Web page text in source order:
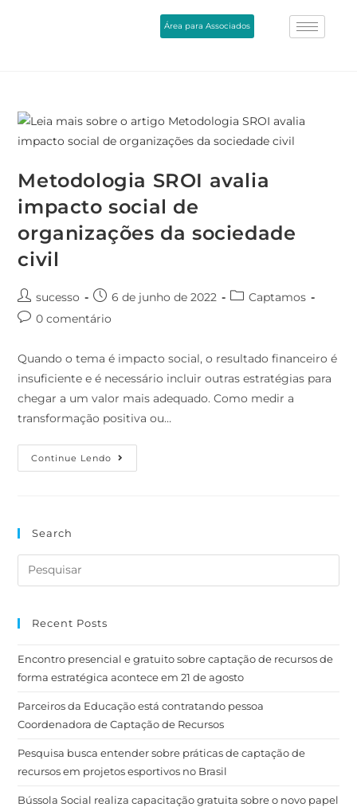
Área para Associados
Metodologia SROI avalia
impacto social de
organizações da sociedade
civil
sucesso 6 de junho de 2022
Captamos
0 comentário
Quando o tema é impacto social, o resultado financeiro é
insuficiente e é necessário incluir outras estratégias para
chegar a um valor mais adequado. Como medir a
transformação positiva ou…
Continue Lendo
Search
Recent Posts
Encontro presencial e gratuito sobre captação de recursos de
forma estratégica acontece em 21 de agosto
Parceiros da Educação está contratando pessoa
Coordenadora de Captação de Recursos
Pesquisa busca entender sobre práticas de captação de
recursos em projetos esportivos no Brasil
Bússola Social realiza capacitação gratuita sobre o novo papel